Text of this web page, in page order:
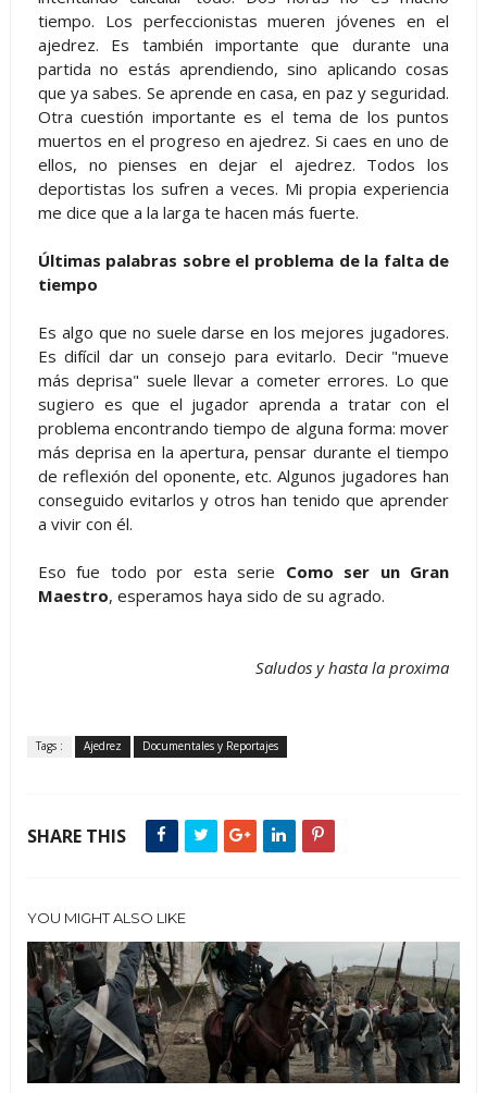
tiempo. Los perfeccionistas mueren jóvenes en el
ajedrez. Es también importante que durante una
partida no estás aprendiendo, sino aplicando cosas
que ya sabes. Se aprende en casa, en paz y seguridad.
Otra cuestión importante es el tema de los puntos
muertos en el progreso en ajedrez. Si caes en uno de
ellos, no pienses en dejar el ajedrez. Todos los
deportistas los sufren a veces. Mi propia experiencia
me dice que a la larga te hacen más fuerte.
Últimas palabras sobre el problema de la falta de
tiempo
Es algo que no suele darse en los mejores jugadores.
Es difícil dar un consejo para evitarlo. Decir "mueve
más deprisa" suele llevar a cometer errores. Lo que
sugiero es que el jugador aprenda a tratar con el
problema encontrando tiempo de alguna forma: mover
más deprisa en la apertura, pensar durante el tiempo
de reflexión del oponente, etc. Algunos jugadores han
conseguido evitarlos y otros han tenido que aprender
a vivir con él.
Eso fue todo por esta serie Como ser un Gran
Maestro, esperamos haya sido de su agrado.
Saludos y hasta la proxima
Tags : Ajedrez Documentales y Reportajes
SHARE THIS
YOU MIGHT ALSO LIKE